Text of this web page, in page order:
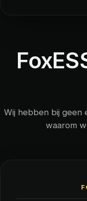
Wij hebben bij geen
waarom